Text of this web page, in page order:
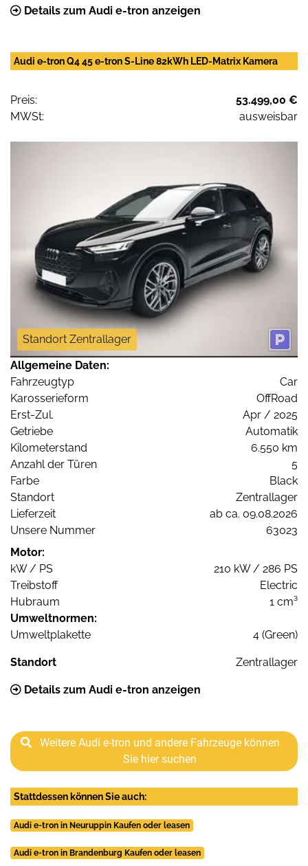
Details zum Audi e-tron anzeigen
Audi e-tron Q4 45 e-tron S-Line 82kWh LED-Matrix Kamera
Preis:
53.499,00 €
MWSt:
ausweisbar
Standort Zentrallager
Allgemeine Daten:
Fahrzeugtyp
Car
Karosserieform
OffRoad
Erst-Zul.
Apr / 2025
Getriebe
Automatik
Kilometerstand
6.550 km
Anzahl der Türen
5
Farbe
Black
Standort
Zentrallager
Lieferzeit
ab ca. 09.08.2026
Unsere Nummer
63023
Motor:
kW / PS
210 kW / 286 PS
Treibstoff
Electric
Hubraum
1 cm³
Umweltnormen:
Umweltplakette
4 (Green)
Standort Zentrallager
Details zum Audi e-tron anzeigen
Weitere Audi e-tron und andere Fahrzeuge können
Sie hier suchen
Stattdessen können Sie auch:
Audi e-tron in Neuruppin Kaufen oder leasen
Audi e-tron in Brandenburg Kaufen oder leasen